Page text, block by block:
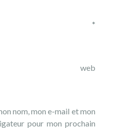
*
web
nom, mon e-mail et mon
pour mon prochain